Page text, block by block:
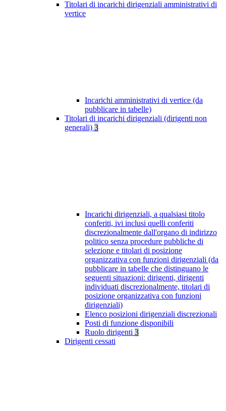
Titolari di incarichi dirigenziali amministrativi di
vertice
Incarichi amministrativi di vertice (da
pubblicare in tabelle)
Titolari di incarichi dirigenziali (dirigenti non
generali) 3
Incarichi dirigenziali, a qualsiasi titolo
conferiti, ivi inclusi quelli conferiti
discrezionalmente dall'organo di indirizzo
politico senza procedure pubbliche di
selezione e titolari di posizione
organizzativa con funzioni dirigenziali (da
pubblicare in tabelle che distinguano le
seguenti situazioni: dirigenti, dirigenti
individuati discrezionalmente, titolari di
posizione organizzativa con funzioni
dirigenziali)
Elenco posizioni dirigenziali discrezionali
Posti di funzione disponibili
Ruolo dirigenti 3
Dirigenti cessati